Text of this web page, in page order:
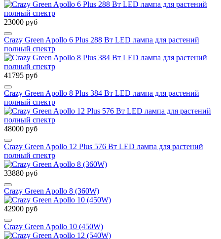
23000 руб
Crazy Green Apollo 6 Plus 288 Вт LED лампа для растений
полный спектр
41795 руб
Crazy Green Apollo 8 Plus 384 Вт LED лампа для растений
полный спектр
48000 руб
Crazy Green Apollo 12 Plus 576 Вт LED лампа для растений
полный спектр
33880 руб
Crazy Green Apollo 8 (360W)
42900 руб
Crazy Green Apollo 10 (450W)